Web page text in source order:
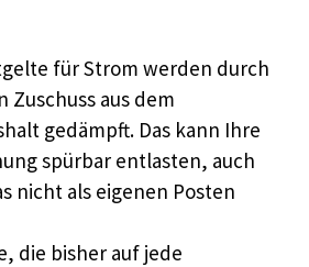
für Strom werden durch
Zuschuss aus dem
gedämpft. Das kann Ihre
spürbar entlasten, auch
nicht als eigenen Posten
die bisher auf jede